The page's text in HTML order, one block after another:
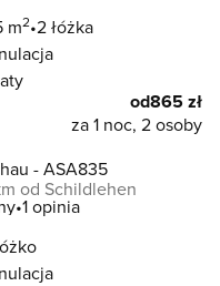
m2 2 łóżka
od865 zł
za 1 noc, 2 osoby
- ASA835
od Schildlehen
1 opinia